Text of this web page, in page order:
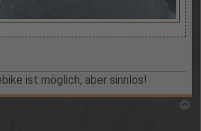
ist möglich, aber sinnlos!